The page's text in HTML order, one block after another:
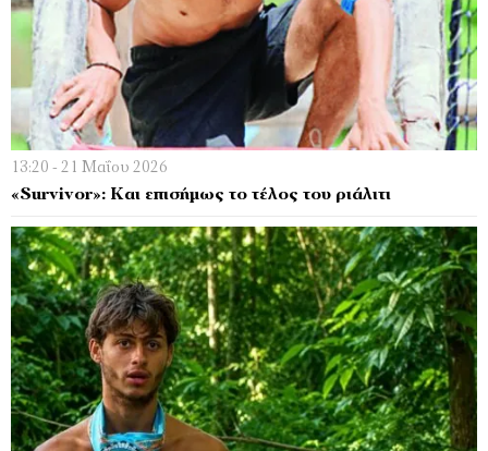
13:20 - 21 Μαΐου 2026
«Survivor»: Και επισήμως το τέλος του ριάλιτι